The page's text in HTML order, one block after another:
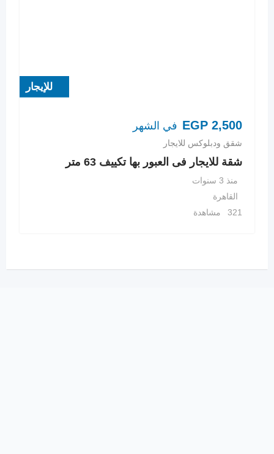
للإيجار
EGP 2,500 في الشهر
شقق ودبلوكس للايجار
شقة للايجار فى العبور بها تكييف 63 متر
منذ 3 سنوات
القاهرة
321 مشاهدة